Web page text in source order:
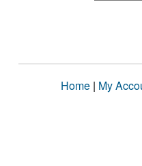
Home | My